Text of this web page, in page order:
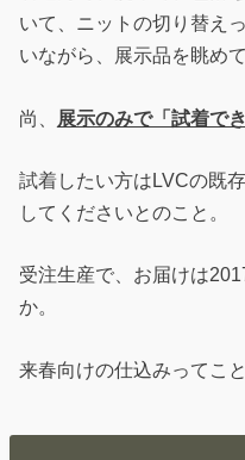
いて、ニットの切り替え
いながら、展示品を眺め
尚、 展示のみで「試着でき
試着したい方はLVCの既
してくださいとのこと。
受注生産で、お届けは
か。
来春向けの仕込みってこと